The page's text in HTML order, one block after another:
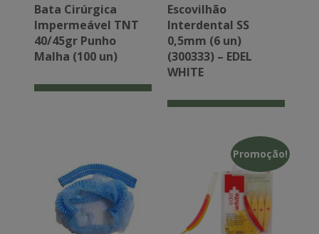
Bata Cirúrgica
Impermeável TNT
40/45gr Punho
Malha (100 un)
Escovilhão
Interdental SS
0,5mm (6 un)
(300333) – EDEL
WHITE
Promoção!